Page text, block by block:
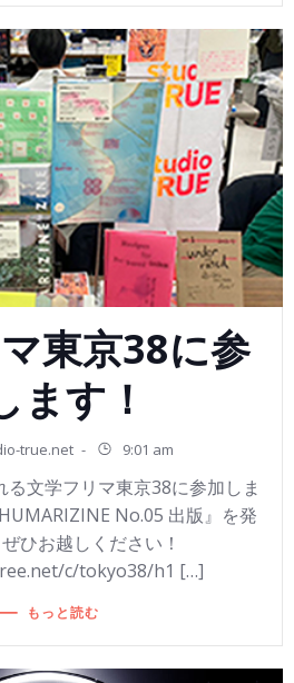
東京38に参
ます！
true.net - 9:01 am
文学フリマ東京38に参加しま
No.05 出版』を発
ひお越しください！
c/tokyo38/h1 […]
もっと読む